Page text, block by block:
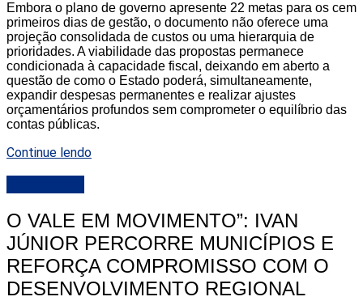
Embora o plano de governo apresente 22 metas para os cem
primeiros dias de gestão, o documento não oferece uma
projeção consolidada de custos ou uma hierarquia de
prioridades. A viabilidade das propostas permanece
condicionada à capacidade fiscal, deixando em aberto a
questão de como o Estado poderá, simultaneamente,
expandir despesas permanentes e realizar ajustes
orçamentários profundos sem comprometer o equilíbrio das
contas públicas.
Continue lendo
O VALE EM MOVIMENTO”: IVAN
JÚNIOR PERCORRE MUNICÍPIOS E
REFORÇA COMPROMISSO COM O
DESENVOLVIMENTO REGIONAL